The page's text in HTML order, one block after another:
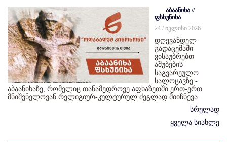
აბაანიხა //
ფსხუნიხა
24 / ივლისი 2026
დღევანდელ
გადაცემაში
ვისაუბრებთ
აშუბების
საგვარეულო
სალოცავზე -
აბაანიხაზე, რომელიც თანამედროვე აფხაზეთში ერთ-ერთ
მნიშვნელოვან რელიგიურ-კულტურულ ძეგლად მიიჩნევა.
სრულად
ყველა სიახლე